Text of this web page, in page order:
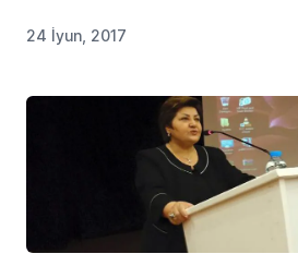
24 İyun, 2017